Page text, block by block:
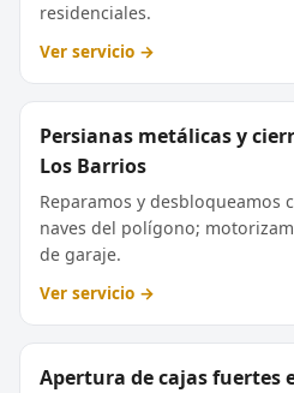
residenciales.
Ver servicio →
Persianas metálicas y
Los Barrios
Reparamos y desbloqueamos
naves del polígono;
de garaje.
Ver servicio →
Apertura de cajas fuertes